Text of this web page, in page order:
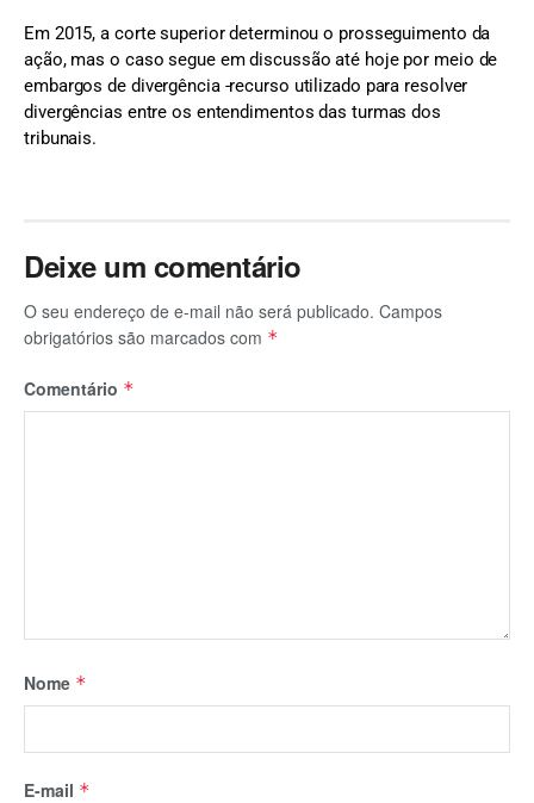
Em 2015, a corte superior determinou o prosseguimento da
ação, mas o caso segue em discussão até hoje por meio de
embargos de divergência -recurso utilizado para resolver
divergências entre os entendimentos das turmas dos
tribunais.
Deixe um comentário
O seu endereço de e-mail não será publicado. Campos
obrigatórios são marcados com *
Comentário *
Nome *
E-mail *